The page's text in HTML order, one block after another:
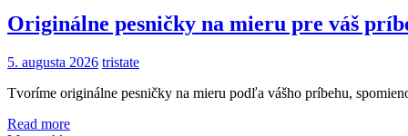
Originálne pesničky na mieru pre váš
5. augusta 2026 tristate
Tvoríme originálne pesničky na mieru podľa vášho príbehu,
Read more